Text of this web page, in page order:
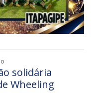
solidária
Wheeling